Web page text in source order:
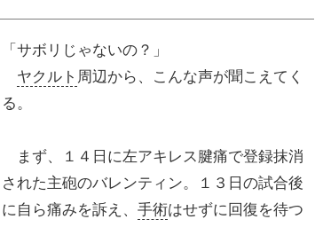
「サボリじゃないの？」
ヤクルト 周辺から、こんな声が聞こえてく
る。
まず、１４日に左アキレス腱痛で登録抹消
された主砲のバレンティン。１３日の試合後
に自ら痛みを訴え、 手術はせずに回復を待つ